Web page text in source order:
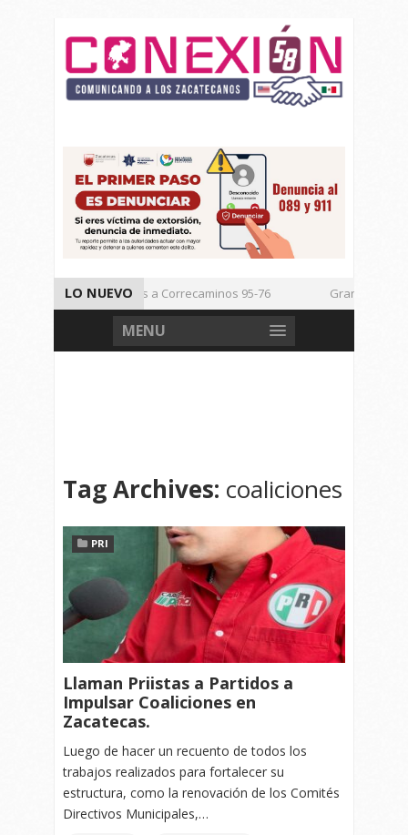
LO NUEVO
Vencen los Mineros a Correcaminos 95-76
Gran Festival
Inicia TSJEZ Sesiones Ordinarias
Inicia SICT Construcción
MENU
Tag Archives: coaliciones
PRI
Llaman Priistas a Partidos a
Impulsar Coaliciones en
Zacatecas.
Luego de hacer un recuento de todos los
trabajos realizados para fortalecer su
estructura, como la renovación de los Comités
Directivos Municipales,…